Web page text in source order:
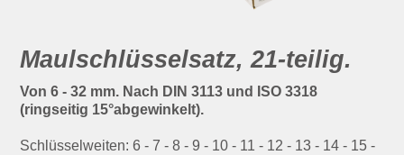
Maulschlüsselsatz, 21-teilig.
Von 6 - 32 mm. Nach DIN 3113 und ISO 3318
(ringseitig 15°abgewinkelt).
Schlüsselweiten: 6 - 7 - 8 - 9 - 10 - 11 - 12 - 13 - 14 - 15 -